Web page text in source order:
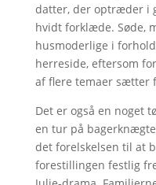
datter, der optræder i
hvidt forklæde. Søde,
husmoderlige i
herreside, eftersom
af flere temaer sætter
Det er også en noget
en tur på
det forelskelsen til at
forestillingen festlig